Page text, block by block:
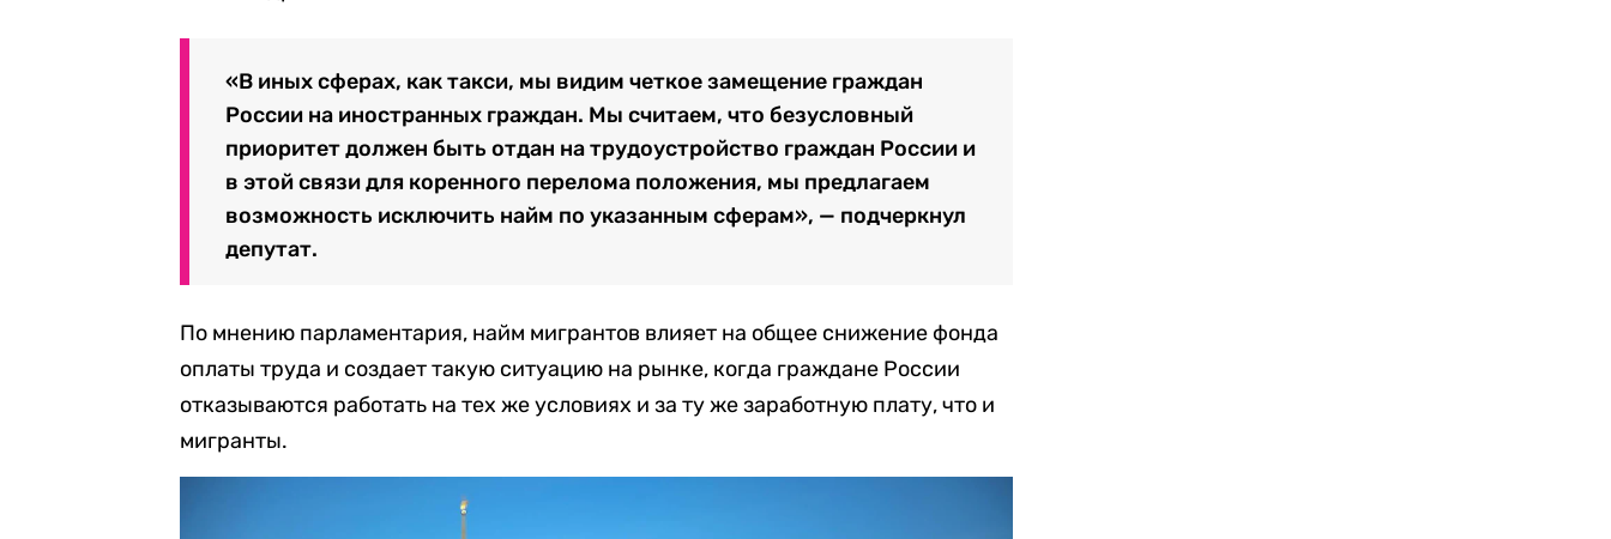
«В иных сферах, как такси, мы видим четкое замещение граждан
России на иностранных граждан. Мы считаем, что безусловный
приоритет должен быть отдан на трудоустройство граждан России и
в этой связи для коренного перелома положения, мы предлагаем
возможность исключить найм по указанным сферам», — подчеркнул
депутат.
По мнению парламентария, найм мигрантов влияет на общее снижение фонда
оплаты труда и создает такую ситуацию на рынке, когда граждане России
отказываются работать на тех же условиях и за ту же заработную плату, что и
мигранты.